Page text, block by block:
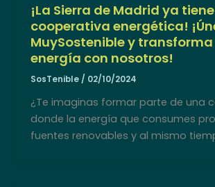
¡La Sierra de Madrid ya
cooperativa energética!
MuySostenible y
energía con nosotros!
SosTenible / 02/10/2024
¿Te imaginas formar parte de una
donde la energía que consumes
fuentes renovables y al mismo